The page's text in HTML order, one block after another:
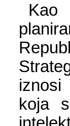
Kao
iznosi
koja